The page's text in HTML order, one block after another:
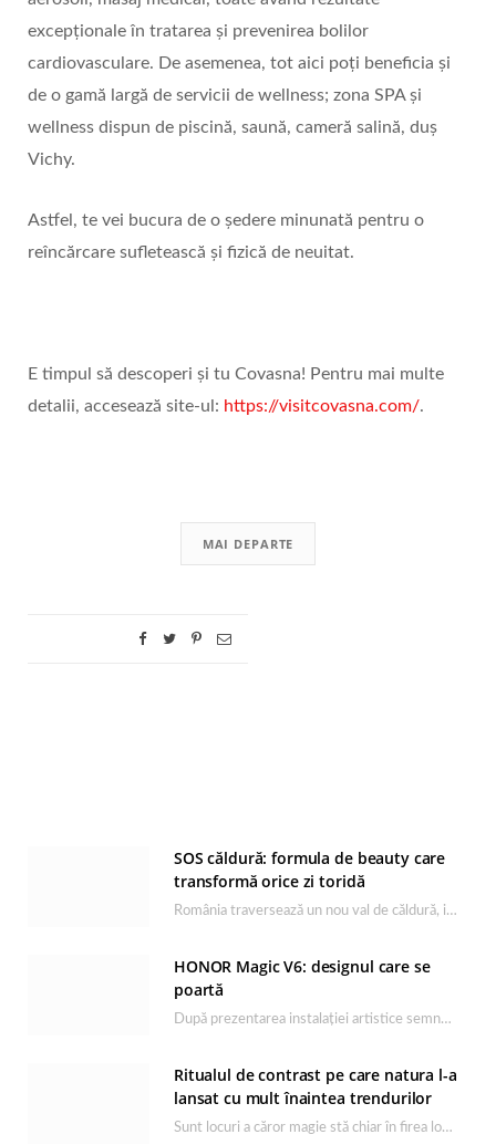
excepționale în tratarea și prevenirea bolilor
cardiovasculare. De asemenea, tot aici poți beneficia şi
de o gamă largă de servicii de wellness; zona SPA și
wellness dispun de piscină, saună, cameră salină, duș
Vichy.
Astfel, te vei bucura de o ședere minunată pentru o
reîncărcare sufletească și fizică de neuitat.
E timpul să descoperi și tu Covasna! Pentru mai multe
detalii, accesează site-ul: https://visitcovasna.com/.
MAI DEPARTE
SOS căldură: formula de beauty care
transformă orice zi toridă
România traversează un nou val de căldură, iar rutina de îngrijire capătă un rol esențial…
HONOR Magic V6: designul care se
poartă
După prezentarea instalației artistice semnată de Catrinel Săbăciag în cadrul evenimentului de lansare HONOR Magic…
Ritualul de contrast pe care natura l-a
lansat cu mult înaintea trendurilor
Sunt locuri a căror magie stă chiar în firea lor naturală, iar Lacul Ursu din…